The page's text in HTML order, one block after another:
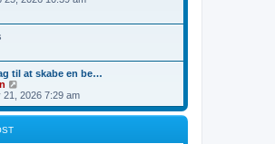
e
t
t
s
t
o
s
t
l
a
e
s
t
til at skabe en be…
i
e
w
21, 2026 7:29 am